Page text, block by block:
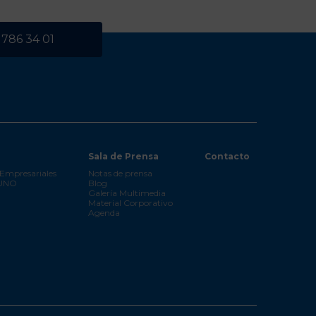
786 34 01
Sala de Prensa
Notas de prensa
Blog
Galería Multimedia
Material Corporativo
Agenda
Contacto